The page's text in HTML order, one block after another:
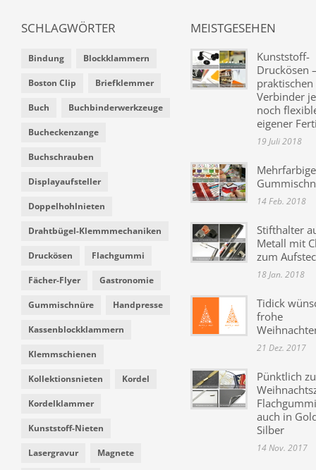
SCHLAGWÖRTER
Bindung Blockklammern
Boston Clip Briefklemmer
Buch Buchbinderwerkzeuge
Bucheckenzange
Buchschrauben
Displayaufsteller
Doppelhohlnieten
Drahtbügel-Klemmmechaniken
Druckösen Flachgummi
Fächer-Flyer Gastronomie
Gummischnüre Handpresse
Kassenblockklammern
Klemmschienen
Kollektionsnieten Kordel
Kordelklammer
Kunststoff-Nieten
Lasergravur Magnete
MEISTGESEHEN
Kunststoff-
Druckösen
praktischen
Verbinder
noch
eigener
19 Juli 2018
Mehrfarbige
14 Feb. 2018
Stifthalter
Metall mit
zum
18 Jan. 2018
Tidick
frohe
21 Dez. 2017
Pünktlich
auch in
Silber
14 Nov. 2017